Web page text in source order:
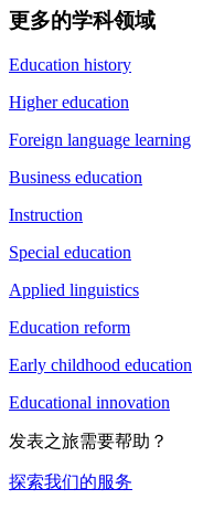
更多的学科领域
Education history
Higher education
Foreign language learning
Business education
Instruction
Special education
Applied linguistics
Education reform
Early childhood education
Educational innovation
发表之旅需要帮助？
探索我们的服务